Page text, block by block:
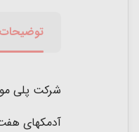
توضیحات
شرکت پلی
آدمکهای